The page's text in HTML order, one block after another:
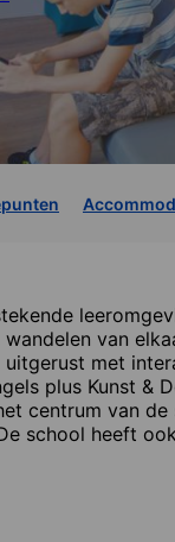
van
uitgerust met
plus Kunst &
centrum van
school heeft